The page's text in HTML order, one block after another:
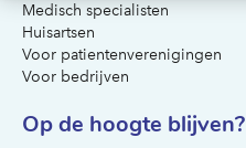
Medisch specialisten
Huisartsen
Voor patientenverenigingen
Voor bedrijven
Op de hoogte blijven?